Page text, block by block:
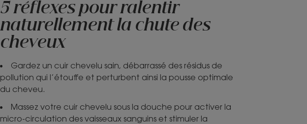
5 réflexes pour ralentir
naturellement la chute des
cheveux
Gardez un cuir chevelu sain, débarrassé des résidus de
pollution qui l’étouffe et perturbent ainsi la pousse optimale
du cheveu.
Massez votre cuir chevelu sous la douche pour activer la
micro-circulation des vaisseaux sanguins et stimuler la